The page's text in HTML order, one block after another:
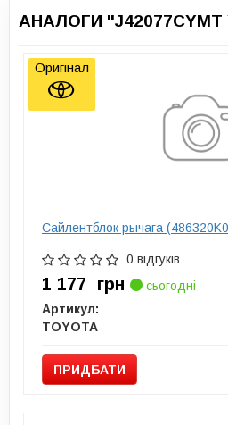
АНАЛОГИ "J42077CYMT
Сайлентблок рычага
0 відгуків
1 177 грн
сьогодні
Артикул:
TOYOTA
ПРИДБАТИ
Оригінал